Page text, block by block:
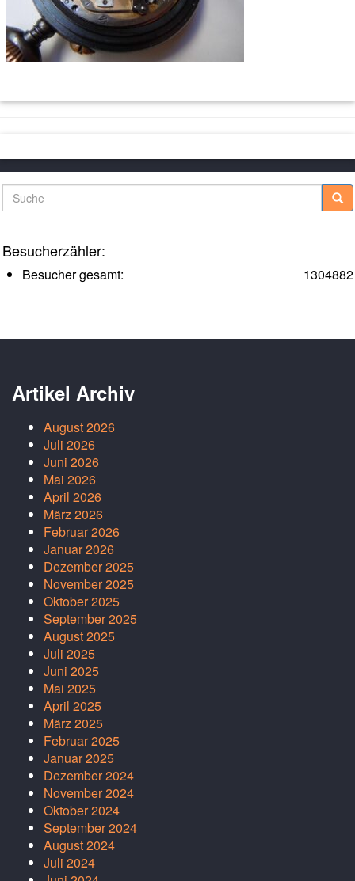
Suche
Besucherzähler:
1304882
Besucher gesamt:
Artikel Archiv
August 2026
Juli 2026
Juni 2026
Mai 2026
April 2026
März 2026
Februar 2026
Januar 2026
Dezember 2025
November 2025
Oktober 2025
September 2025
August 2025
Juli 2025
Juni 2025
Mai 2025
April 2025
März 2025
Februar 2025
Januar 2025
Dezember 2024
November 2024
Oktober 2024
September 2024
August 2024
Juli 2024